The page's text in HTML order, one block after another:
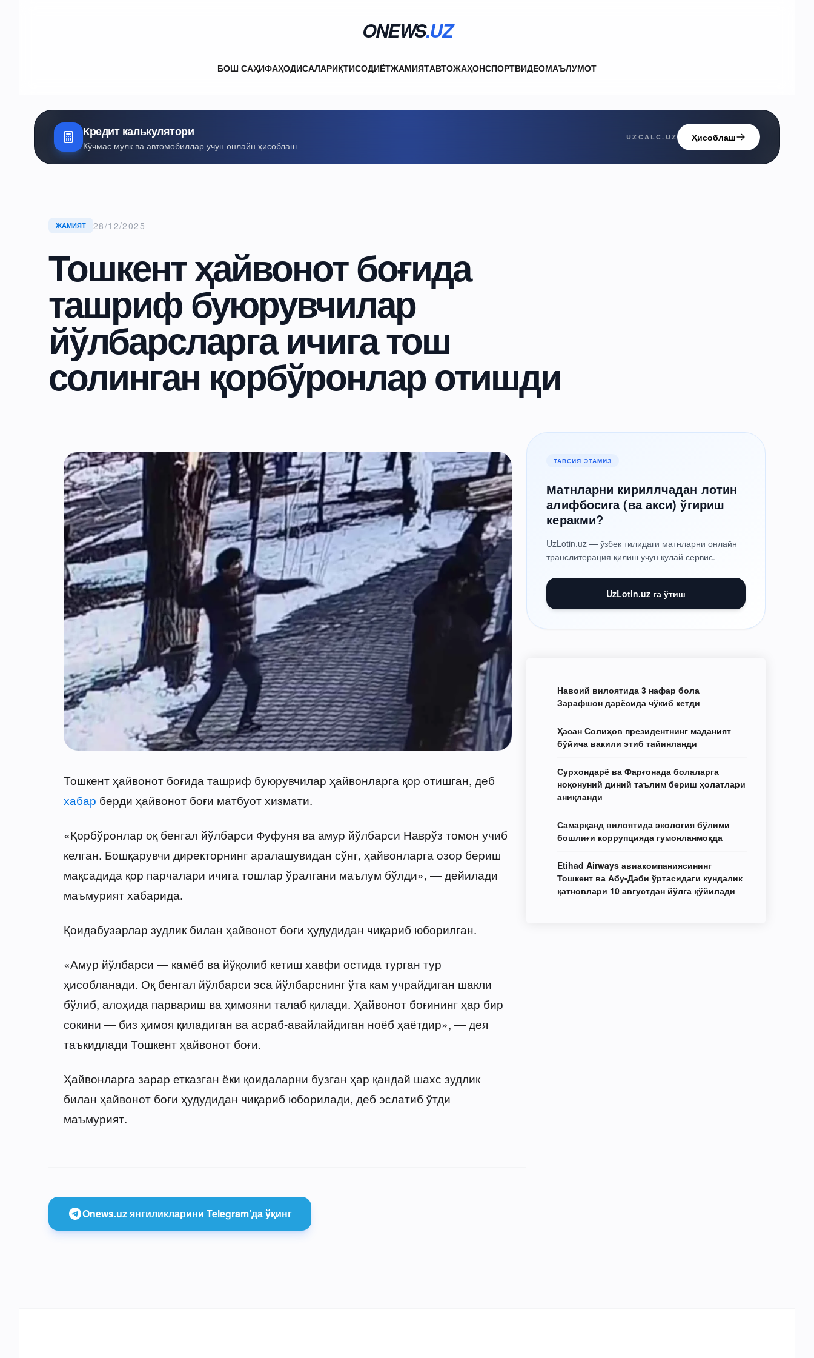
ONEWS.UZ
БОШ САҲИФАҲОДИСАЛАРИҚТИСОДИЁТЖАМИЯТАВТОЖАҲОНСПОРТВИДЕОМАЪЛУМОТ
Кредит калькулятори
Кўчмас мулк ва автомобиллар учун онлайн ҳисоблаш
UZCALC.UZ Ҳисоблаш
ЖАМИЯТ 28/12/2025
Тошкент ҳайвонот боғида
ташриф буюрувчилар
йўлбарсларга ичига тош
солинган қорбўронлар отишди
Тошкент ҳайвонот боғида ташриф буюрувчилар ҳайвонларга қор отишган, деб
хабар берди ҳайвонот боғи матбуот хизмати.
«Қорбўронлар оқ бенгал йўлбарси Фуфуня ва амур йўлбарси Наврўз томон учиб
келган. Бошқарувчи директорнинг аралашувидан сўнг, ҳайвонларга озор бериш
мақсадида қор парчалари ичига тошлар ўралгани маълум бўлди», — дейилади
маъмурият хабарида.
Қоидабузарлар зудлик билан ҳайвонот боғи ҳудудидан чиқариб юборилган.
«Амур йўлбарси — камёб ва йўқолиб кетиш хавфи остида турган тур
ҳисобланади. Оқ бенгал йўлбарси эса йўлбарснинг ўта кам учрайдиган шакли
бўлиб, алоҳида парвариш ва ҳимояни талаб қилади. Ҳайвонот боғининг ҳар бир
сокини — биз ҳимоя қиладиган ва асраб-авайлайдиган ноёб ҳаётдир», — дея
таъкидлади Тошкент ҳайвонот боғи.
Ҳайвонларга зарар етказган ёки қоидаларни бузган ҳар қандай шахс зудлик
билан ҳайвонот боғи ҳудудидан чиқариб юборилади, деб эслатиб ўтди
маъмурият.
Onews.uz янгиликларини Telegram’да ўқинг
ТАВСИЯ ЭТАМИЗ
Матнларни кириллчадан лотин
алифбосига (ва акси) ўгириш
керакми?
UzLotin.uz — ўзбек тилидаги матнларни онлайн
транслитерация қилиш учун қулай сервис.
UzLotin.uz га ўтиш
Навоий вилоятида 3 нафар бола
Зарафшон дарёсида чўкиб кетди
Ҳасан Солиҳов президентнинг маданият
бўйича вакили этиб тайинланди
Сурхондарё ва Фарғонада болаларга
ноқонуний диний таълим бериш ҳолатлари
аниқланди
Самарқанд вилоятида экология бўлими
бошлиғи коррупцияда гумонланмоқда
Etihad Airways авиакомпаниясининг
Тошкент ва Абу-Даби ўртасидаги кундалик
қатновлари 10 августдан йўлга қўйилади